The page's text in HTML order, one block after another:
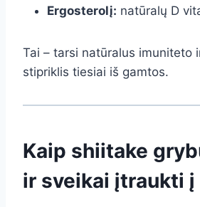
Ergosterolį: natūralų D
Tai – tarsi natūralus imuniteto
stipriklis tiesiai iš gamtos.
Kaip shiitake
ir sveikai įtraukti